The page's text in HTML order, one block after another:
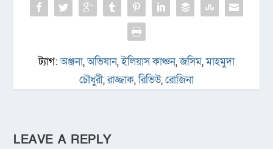
ট্যাগ:অঞ্জনা,অভিযান,ইলিয়াস কাঞ্চন,জসিম,মাহমুদা
চৌধুরী,রাজ্জাক,রিভিউ,রোজিনা
LEAVE A REPLY